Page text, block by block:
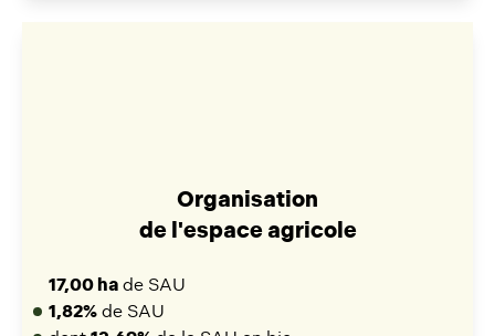
Organisation
de l'espace agricole
17,00 ha de SAU
1,82% de SAU